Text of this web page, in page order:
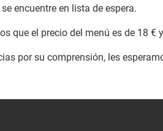
encuentre en lista de espera.
que el precio del menú es de 18
por su comprensión, les